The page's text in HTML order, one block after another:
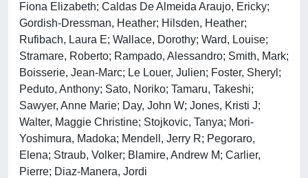
Fiona Elizabeth; Caldas De Almeida Araujo, Ericky;
Gordish-Dressman, Heather; Hilsden, Heather;
Rufibach, Laura E; Wallace, Dorothy; Ward, Louise;
Stramare, Roberto; Rampado, Alessandro; Smith, Mark;
Boisserie, Jean-Marc; Le Louer, Julien; Foster, Sheryl;
Peduto, Anthony; Sato, Noriko; Tamaru, Takeshi;
Sawyer, Anne Marie; Day, John W; Jones, Kristi J;
Walter, Maggie Christine; Stojkovic, Tanya; Mori-
Yoshimura, Madoka; Mendell, Jerry R; Pegoraro,
Elena; Straub, Volker; Blamire, Andrew M; Carlier,
Pierre; Diaz-Manera, Jordi